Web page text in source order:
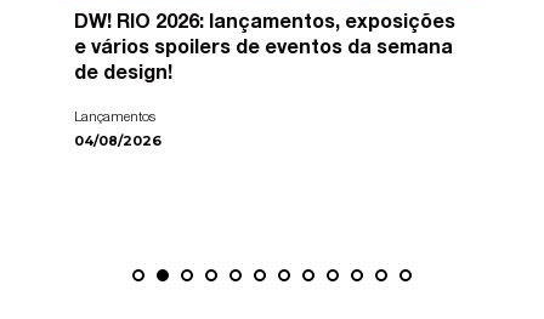
DW! RIO 2026: lançamentos, exposições
e vários spoilers de eventos da semana
de design!
Lançamentos
04/08/2026